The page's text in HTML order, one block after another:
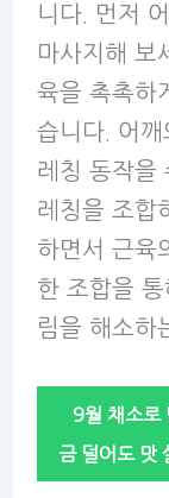
니다. 먼저
마사지해 보
육을 촉촉하
습니다. 어
레칭 동작을
레칭을 조합
하면서 근육
한 조합을
림을 해소하
9월 채소로
금 덜어도 맛